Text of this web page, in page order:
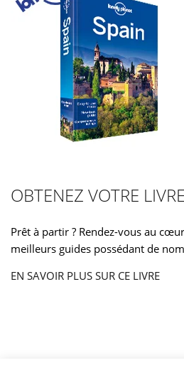
OBTENEZ VOTRE
Prêt à partir ? Rendez-vous au
meilleurs guides possédant de
EN SAVOIR PLUS SUR CE LIVRE